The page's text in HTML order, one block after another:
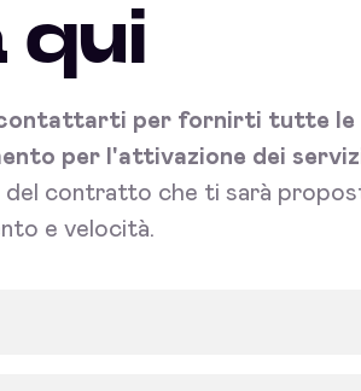
qui
contattarti per fornirti tutte le
per l'attivazione dei
del contratto che ti sarà
e velocità.